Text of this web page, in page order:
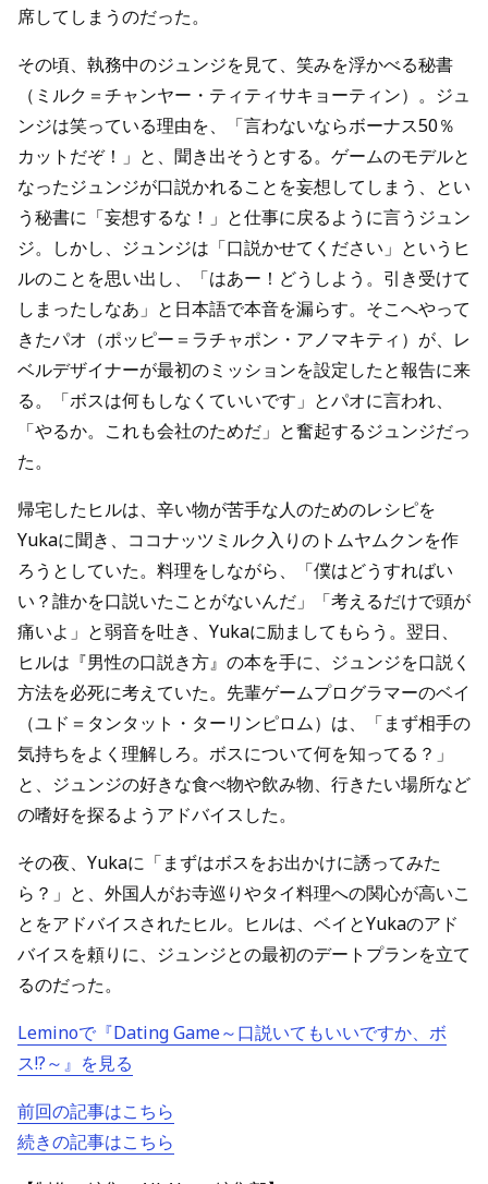
席してしまうのだった。
その頃、執務中のジュンジを見て、笑みを浮かべる秘書
（ミルク＝チャンヤー・ティティサキョーティン）。ジュ
ンジは笑っている理由を、「言わないならボーナス50％
カットだぞ！」と、聞き出そうとする。ゲームのモデルと
なったジュンジが口説かれることを妄想してしまう、とい
う秘書に「妄想するな！」と仕事に戻るように言うジュン
ジ。しかし、ジュンジは「口説かせてください」というヒ
ルのことを思い出し、「はあー！どうしよう。引き受けて
しまったしなあ」と日本語で本音を漏らす。そこへやって
きたパオ（ポッピー＝ラチャポン・アノマキティ）が、レ
ベルデザイナーが最初のミッションを設定したと報告に来
る。「ボスは何もしなくていいです」とパオに言われ、
「やるか。これも会社のためだ」と奮起するジュンジだっ
た。
帰宅したヒルは、辛い物が苦手な人のためのレシピを
Yukaに聞き、ココナッツミルク入りのトムヤムクンを作
ろうとしていた。料理をしながら、「僕はどうすればい
い？誰かを口説いたことがないんだ」「考えるだけで頭が
痛いよ」と弱音を吐き、Yukaに励ましてもらう。翌日、
ヒルは『男性の口説き方』の本を手に、ジュンジを口説く
方法を必死に考えていた。先輩ゲームプログラマーのベイ
（ユド＝タンタット・ターリンピロム）は、「まず相手の
気持ちをよく理解しろ。ボスについて何を知ってる？」
と、ジュンジの好きな食べ物や飲み物、行きたい場所など
の嗜好を探るようアドバイスした。
その夜、Yukaに「まずはボスをお出かけに誘ってみた
ら？」と、外国人がお寺巡りやタイ料理への関心が高いこ
とをアドバイスされたヒル。ヒルは、ベイとYukaのアド
バイスを頼りに、ジュンジとの最初のデートプランを立て
るのだった。
Leminoで『Dating Game～口説いてもいいですか、ボ
ス!?～』を見る
前回の記事はこちら
続きの記事はこちら